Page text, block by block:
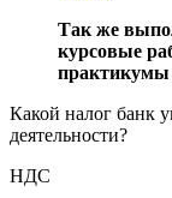
Так же
курсовые
практикумы
Какой налог банк
деятельности?
НДС